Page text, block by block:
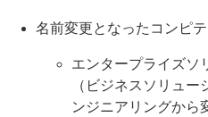
名前変更となったコンピ
エンタープライズソ
（ビジネスソリュ
ンジニアリングから